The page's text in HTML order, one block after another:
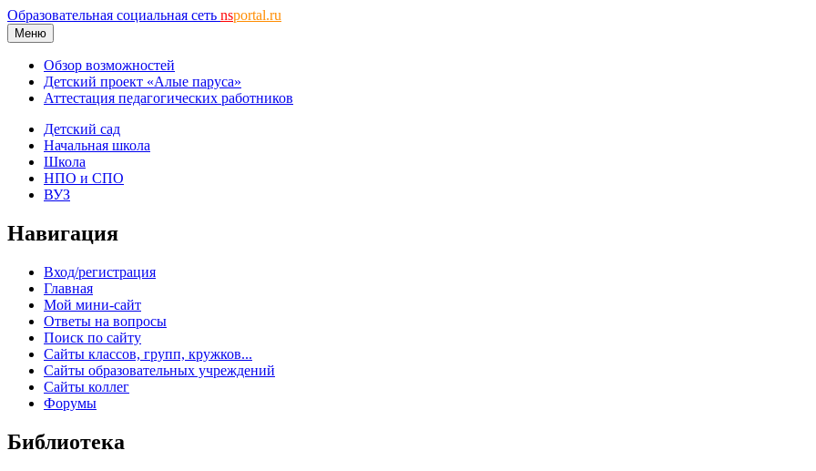
Образовательная социальная сеть nsportal.ru
Меню
Обзор возможностей
Детский проект «Алые паруса»
Аттестация педагогических работников
Детский сад
Начальная школа
Школа
НПО и СПО
ВУЗ
Навигация
Вход/регистрация
Главная
Мой мини-сайт
Ответы на вопросы
Поиск по сайту
Сайты классов, групп, кружков...
Сайты образовательных учреждений
Сайты коллег
Форумы
Библиотека